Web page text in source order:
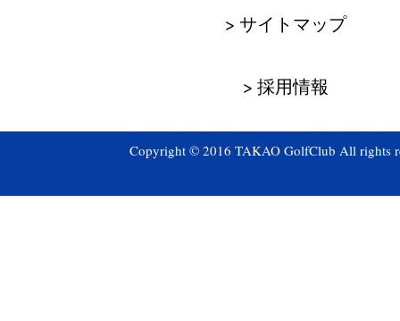
> サイトマップ
> 採用情報
Copyright © 2016 TAKAO GolfClub All rights